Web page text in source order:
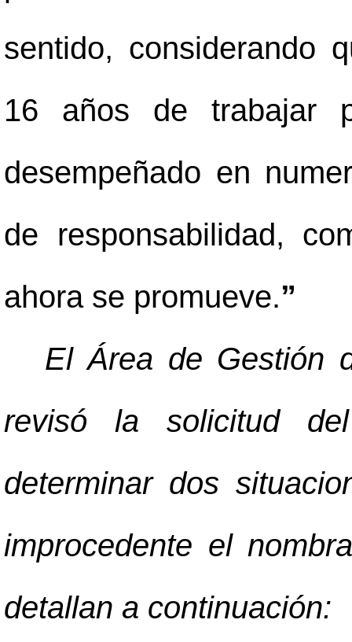
sentido, considerando
16 años de trabajar
desempeñado en
de responsabilidad,
ahora se promueve.”
El Área de Gestión
revisó la solicitud
determinar dos
improcedente el
detallan a continuación: